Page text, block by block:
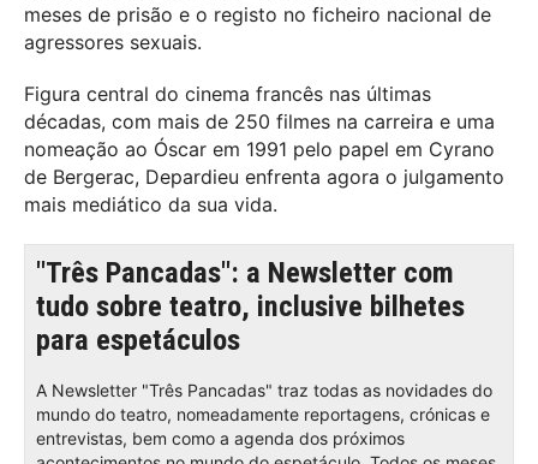
meses de prisão e o registo no ficheiro nacional de
agressores sexuais.
Figura central do cinema francês nas últimas
décadas, com mais de 250 filmes na carreira e uma
nomeação ao Óscar em 1991 pelo papel em Cyrano
de Bergerac, Depardieu enfrenta agora o julgamento
mais mediático da sua vida.
"Três Pancadas": a Newsletter com
tudo sobre teatro, inclusive bilhetes
para espetáculos
A Newsletter "Três Pancadas" traz todas as novidades do
mundo do teatro, nomeadamente reportagens, crónicas e
entrevistas, bem como a agenda dos próximos